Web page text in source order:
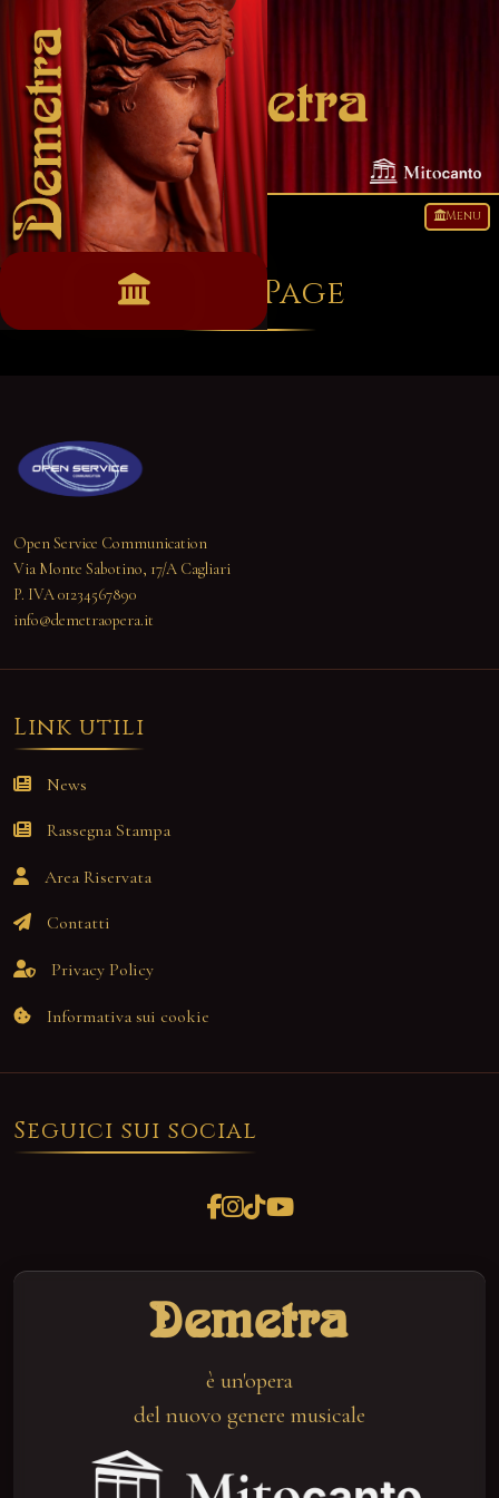
Menu
IT | EN |
Home Page
Open Service Communication
Via Monte Sabotino, 17/A Cagliari
P. IVA 01234567890
info@demetraopera.it
Link utili
News
Rassegna Stampa
Area Riservata
Contatti
Privacy Policy
Informativa sui cookie
Seguici sui social
Demetra
è un'opera
del nuovo genere musicale